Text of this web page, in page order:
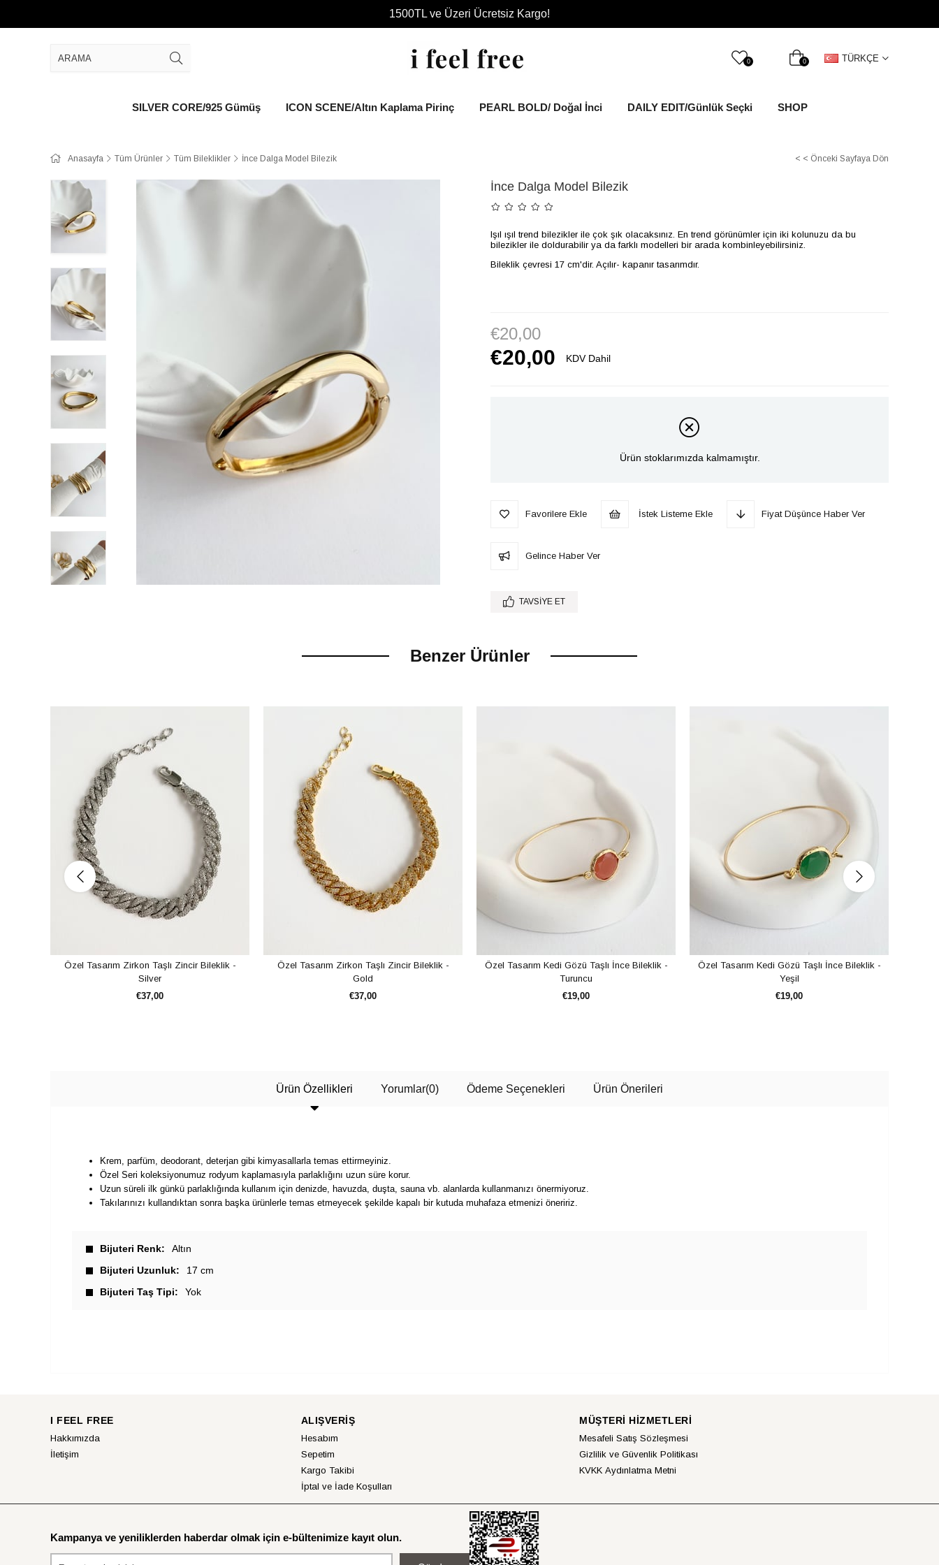
1500TL ve Üzeri Ücretsiz Kargo!
0 0 TÜRKÇE
SILVER CORE/925 Gümüş ICON SCENE/Altın Kaplama Pirinç PEARL BOLD/ Doğal İnci DAILY EDIT/Günlük Seçki SHOP
Anasayfa Tüm Ürünler Tüm Bileklikler İnce Dalga Model Bilezik < < Önceki Sayfaya Dön
İnce Dalga Model Bilezik
Işıl ışıl trend bilezikler ile çok şık olacaksınız. En trend görünümler için iki kolunuzu da bu
bilezikler ile doldurabilir ya da farklı modelleri bir arada kombinleyebilirsiniz.
Bileklik çevresi 17 cm'dir. Açılır- kapanır tasarımdır.
€20,00
KDV Dahil
€20,00
Ürün stoklarımızda kalmamıştır.
Favorilere Ekle İstek Listeme Ekle Fiyat Düşünce Haber Ver
Gelince Haber Ver
TAVSIYE ET
Benzer Ürünler
Özel Tasarım Zirkon Taşlı Zincir Bileklik -
Silver
€37,00
Özel Tasarım Zirkon Taşlı Zincir Bileklik -
Gold
€37,00
Özel Tasarım Kedi Gözü Taşlı İnce Bileklik -
Turuncu
€19,00
Özel Tasarım Kedi Gözü Taşlı İnce Bileklik -
Yeşil
€19,00
Ürün Özellikleri Yorumlar(0) Ödeme Seçenekleri Ürün Önerileri
Krem, parfüm, deodorant, deterjan gibi kimyasallarla temas ettirmeyiniz.
Özel Seri koleksiyonumuz rodyum kaplamasıyla parlaklığını uzun süre korur.
Uzun süreli ilk günkü parlaklığında kullanım için denizde, havuzda, duşta, sauna vb. alanlarda kullanmanızı önermiyoruz.
Takılarınızı kullandıktan sonra başka ürünlerle temas etmeyecek şekilde kapalı bir kutuda muhafaza etmenizi öneririz.
Bijuteri Renk
Altın
Bijuteri Uzunluk
17 cm
Bijuteri Taş Tipi
Yok
I FEEL FREE
Hakkımızda
İletişim
ALIŞVERİŞ
Hesabım
Sepetim
Kargo Takibi
İptal ve İade Koşulları
MÜŞTERİ HİZMETLERİ
Mesafeli Satış Sözleşmesi
Gizlilik ve Güvenlik Politikası
KVKK Aydınlatma Metni
Kampanya ve yeniliklerden haberdar olmak için e-bültenimize kayıt olun.